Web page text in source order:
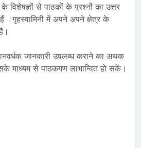
विशेषज्ञों से पाठकों के प्रश्नों का उत्तर
।गृहस्वामिनी में अपने अपने क्षेत्र के
जानकारी उपलब्ध कराने का अथक
माध्यम से पाठकगण लाभान्वित हो सकें।